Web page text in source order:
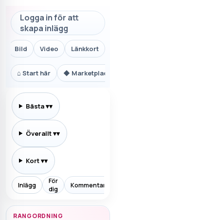
Logga in för att
skapa inlägg
Bild Video Länkkort
⌂ Start här ◆ Marketplace.se
Bästa▾
Överallt▾
Kort▾
Inlägg
För
dig
Kommentarer
RANGORDNING